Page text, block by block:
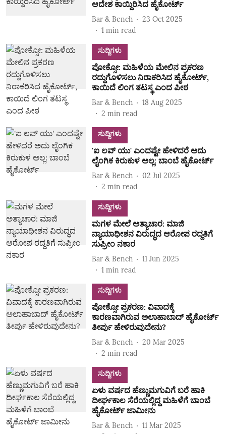
ಆದೇಶ ಕಾಯ್ದಿರಿಸಿದ ಹೈಕೋರ್ಟ್‌
Bar & Bench
23 Oct 2025
1 min read
ಸುದ್ದಿಗಳು
ಪೋಕ್ಸೋ: ಮಹಿಳೆಯ ಮೇಲಿನ ಪ್ರಕರಣ
ರದ್ದುಗೊಳಿಸಲು ನಿರಾಕರಿಸಿದ ಹೈಕೋರ್ಟ್‌,
ಕಾಯಿದೆ ಲಿಂಗ ತಟಸ್ಥ ಎಂದ ಪೀಠ
Bar & Bench
18 Aug 2025
2 min read
ಸುದ್ದಿಗಳು
'ಐ ಲವ್ ಯು' ಎಂದಷ್ಟೇ ಹೇಳಿದರೆ ಅದು
ಲೈಂಗಿಕ ಕಿರುಕುಳ ಅಲ್ಲ: ಬಾಂಬೆ ಹೈಕೋರ್ಟ್
Bar & Bench
02 Jul 2025
2 min read
ಸುದ್ದಿಗಳು
ಮಗಳ ಮೇಲೆ ಅತ್ಯಾಚಾರ: ಮಾಜಿ
ನ್ಯಾಯಾಧೀಶನ ವಿರುದ್ಧದ ಆರೋಪ ರದ್ದತಿಗೆ
ಸುಪ್ರೀಂ ನಕಾರ
Bar & Bench
11 Jun 2025
1 min read
ಸುದ್ದಿಗಳು
ಪೋಕ್ಸೋ ಪ್ರಕರಣ: ವಿವಾದಕ್ಕೆ
ಕಾರಣವಾಗಿರುವ ಅಲಾಹಾಬಾದ್ ಹೈಕೋರ್ಟ್‌
ತೀರ್ಪು ಹೇಳಿರುವುದೇನು?
Bar & Bench
20 Mar 2025
2 min read
ಸುದ್ದಿಗಳು
ಏಳು ವರ್ಷದ ಹೆಣ್ಣುಮಗುವಿಗೆ ಬರೆ ಹಾಕಿ
ದೀರ್ಘಕಾಲ ಸೆರೆಯಲ್ಲಿದ್ದ ಮಹಿಳೆಗೆ ಬಾಂಬೆ
ಹೈಕೋರ್ಟ್ ಜಾಮೀನು
Bar & Bench
11 Mar 2025